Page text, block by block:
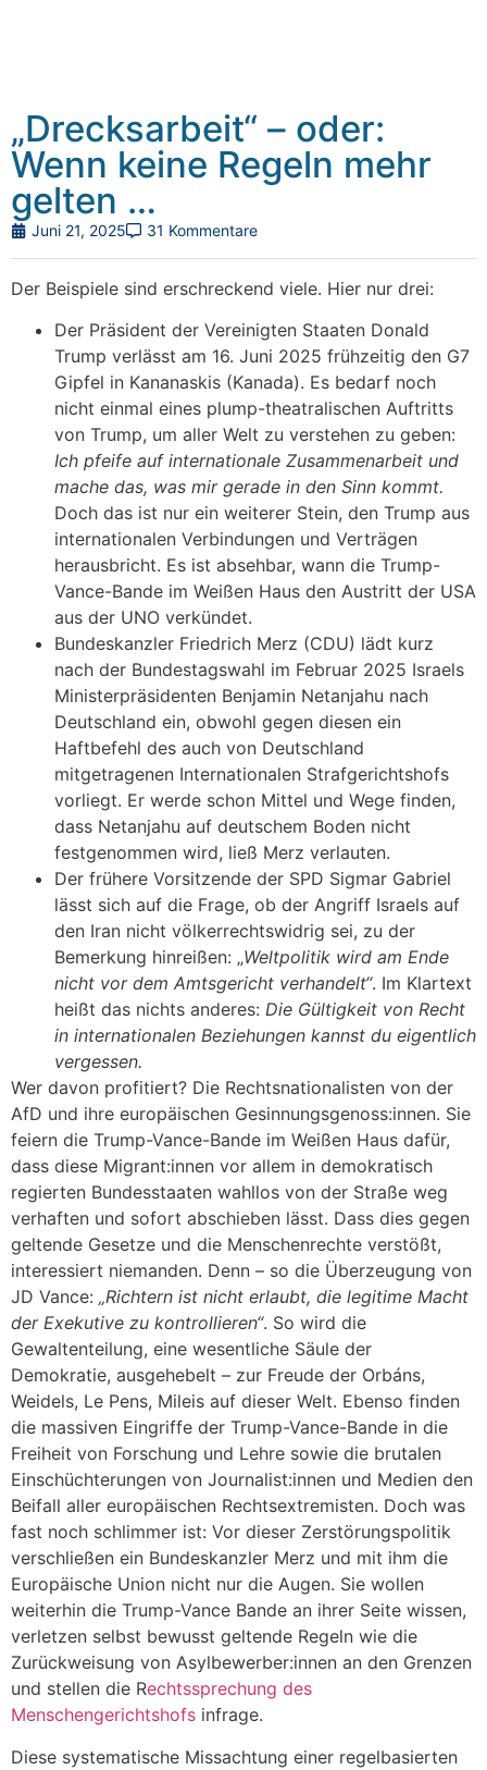
„Drecksarbeit“ – oder:
Wenn keine Regeln mehr
gelten …
Juni 21, 2025 31 Kommentare
Der Beispiele sind erschreckend viele. Hier nur drei:
Der Präsident der Vereinigten Staaten Donald
Trump verlässt am 16. Juni 2025 frühzeitig den G7
Gipfel in Kananaskis (Kanada). Es bedarf noch
nicht einmal eines plump-theatralischen Auftritts
von Trump, um aller Welt zu verstehen zu geben:
Ich pfeife auf internationale Zusammenarbeit und
mache das, was mir gerade in den Sinn kommt.
Doch das ist nur ein weiterer Stein, den Trump aus
internationalen Verbindungen und Verträgen
herausbricht. Es ist absehbar, wann die Trump-
Vance-Bande im Weißen Haus den Austritt der USA
aus der UNO verkündet.
Bundeskanzler Friedrich Merz (CDU) lädt kurz
nach der Bundestagswahl im Februar 2025 Israels
Ministerpräsidenten Benjamin Netanjahu nach
Deutschland ein, obwohl gegen diesen ein
Haftbefehl des auch von Deutschland
mitgetragenen Internationalen Strafgerichtshofs
vorliegt. Er werde schon Mittel und Wege finden,
dass Netanjahu auf deutschem Boden nicht
festgenommen wird, ließ Merz verlauten.
Der frühere Vorsitzende der SPD Sigmar Gabriel
lässt sich auf die Frage, ob der Angriff Israels auf
den Iran nicht völkerrechtswidrig sei, zu der
Bemerkung hinreißen: „Weltpolitik wird am Ende
nicht vor dem Amtsgericht verhandelt“. Im Klartext
heißt das nichts anderes: Die Gültigkeit von Recht
in internationalen Beziehungen kannst du eigentlich
vergessen.
Wer davon profitiert? Die Rechtsnationalisten von der
AfD und ihre europäischen Gesinnungsgenoss:innen. Sie
feiern die Trump-Vance-Bande im Weißen Haus dafür,
dass diese Migrant:innen vor allem in demokratisch
regierten Bundesstaaten wahllos von der Straße weg
verhaften und sofort abschieben lässt. Dass dies gegen
geltende Gesetze und die Menschenrechte verstößt,
interessiert niemanden. Denn – so die Überzeugung von
JD Vance: „Richtern ist nicht erlaubt, die legitime Macht
der Exekutive zu kontrollieren“. So wird die
Gewaltenteilung, eine wesentliche Säule der
Demokratie, ausgehebelt – zur Freude der Orbáns,
Weidels, Le Pens, Mileis auf dieser Welt. Ebenso finden
die massiven Eingriffe der Trump-Vance-Bande in die
Freiheit von Forschung und Lehre sowie die brutalen
Einschüchterungen von Journalist:innen und Medien den
Beifall aller europäischen Rechtsextremisten. Doch was
fast noch schlimmer ist: Vor dieser Zerstörungspolitik
verschließen ein Bundeskanzler Merz und mit ihm die
Europäische Union nicht nur die Augen. Sie wollen
weiterhin die Trump-Vance Bande an ihrer Seite wissen,
verletzen selbst bewusst geltende Regeln wie die
Zurückweisung von Asylbewerber:innen an den Grenzen
und stellen die Rechtssprechung des
Menschengerichtshofs infrage.
Diese systematische Missachtung einer regelbasierten